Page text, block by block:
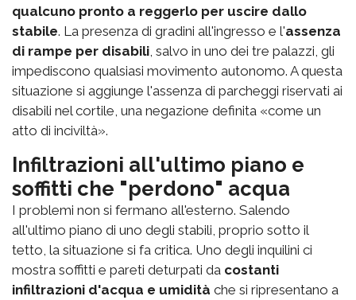
qualcuno pronto a reggerlo per uscire dallo
stabile. La presenza di gradini all'ingresso e l'assenza
di rampe per disabili , salvo in uno dei tre palazzi, gli
impediscono qualsiasi movimento autonomo. A questa
situazione si aggiunge l'assenza di parcheggi riservati ai
disabili nel cortile, una negazione definita «come un
atto di inciviltà».
Infiltrazioni all'ultimo piano e
soffitti che "perdono" acqua
I problemi non si fermano all'esterno. Salendo
all'ultimo piano di uno degli stabili, proprio sotto il
tetto, la situazione si fa critica. Uno degli inquilini ci
mostra soffitti e pareti deturpati da costanti
infiltrazioni d'acqua e umidità che si ripresentano a